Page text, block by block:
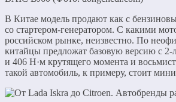
В Китае модель продают как с
со стартером-генератором. С какими
российском рынке, неизвестно. По
китайцы предложат базовую версию с
и 406 Н·м крутящего момента и
такой автомобиль, к примеру, стоит